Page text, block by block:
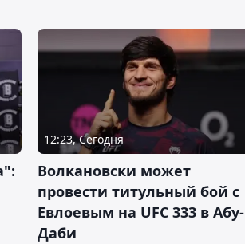
12:23, Сегодня
Волкановски может
провести титульный бой с
Евлоевым на UFC 333 в Абу-
Даби